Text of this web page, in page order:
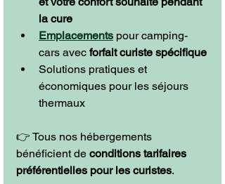
la cure
Emplacements pour camping-
cars avec forfait curiste spécifique
Solutions pratiques et
économiques pour les séjours
thermaux
👉 Tous nos hébergements
bénéficient de conditions tarifaires
préférentielles pour les curistes.